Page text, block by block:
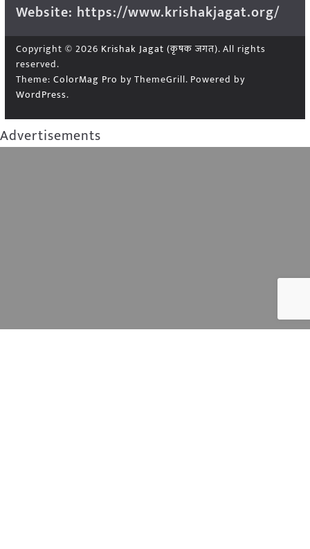
Website: https://www.krishakjagat.org/
Copyright © 2026 Krishak Jagat (कृषक जगत). All rights
reserved.
Theme: ColorMag Pro by ThemeGrill. Powered by
WordPress.
Advertisements